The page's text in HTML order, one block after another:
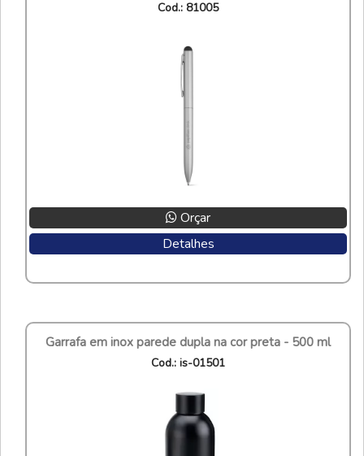
cod.: 81005
Orçar
Detalhes
garrafa em inox parede dupla na cor preta - 500 ml
cod.: is-01501